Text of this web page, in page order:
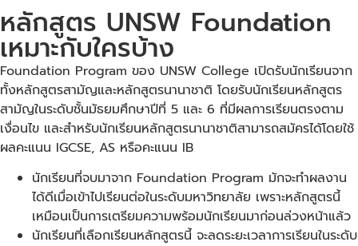
หลักสูตร UNSW Foundation
เหมาะกับใครบ้าง
Foundation Program ของ UNSW College เปิดรับนักเรียนจาก
ทั้งหลักสูตรสามัญและหลักสูตรนานาชาติ โดยรับนักเรียนหลักสูตร
สามัญในระดับชั้นมัธยมศึกษาปีที่ 5 และ 6 ที่มีผลการเรียนตรงตาม
เงื่อนไข และสำหรับนักเรียนหลักสูตรนานาชาติสามารถสมัครได้โดยใช้
ผลคะแนน IGCSE, AS หรือคะแนน IB
นักเรียนที่จบมาจาก Foundation Program มักจะทำผลงาน
ได้ดีเมื่อเข้าไปเรียนต่อในระดับมหาวิทยาลัย เพราะหลักสูตรนี้
เหมือนเป็นการเตรียมความพร้อมนักเรียนมาก่อนล่วงหน้าแล้ว
นักเรียนที่เลือกเรียนหลักสูตรนี้ จะลดระยะเวลาการเรียนในระดับ